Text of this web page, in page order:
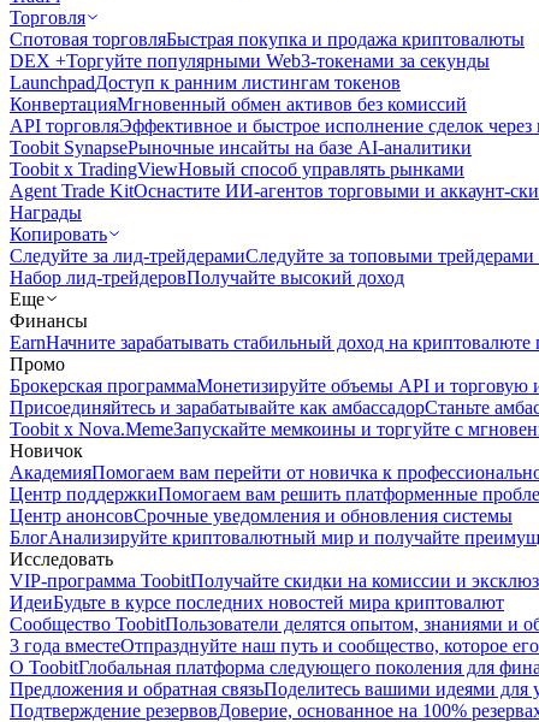
Торговля
Спотовая торговляБыстрая покупка и продажа криптовалюты
DEX +Торгуйте популярными Web3-токенами за секунды
LaunchpadДоступ к ранним листингам токенов
КонвертацияМгновенный обмен активов без комиссий
API торговляЭффективное и быстрое исполнение сделок
Toobit SynapseРыночные инсайты на базе AI-аналитики
Toobit x TradingViewНовый способ управлять рынками
Agent Trade KitОснастите ИИ-агентов торговыми и аккаунт-
Награды
Копировать
Следуйте за лид-трейдерамиСледуйте за топовыми
Набор лид-трейдеровПолучайте высокий доход
Еще
Финансы
EarnНачните зарабатывать стабильный доход на криптовалюте
Промо
Брокерская программаМонетизируйте объемы API и торговую
Присоединяйтесь и зарабатывайте как амбассадорСтаньте
Toobit x Nova.MemeЗапускайте мемкоины и торгуйте с
Новичок
АкадемияПомогаем вам перейти от новичка к
Центр поддержкиПомогаем вам решить платформенные
Центр анонсовСрочные уведомления и обновления системы
БлогАнализируйте криптовалютный мир и получайте
Исследовать
VIP-программа ToobitПолучайте скидки на комиссии и
ИдеиБудьте в курсе последних новостей мира криптовалют
Сообщество ToobitПользователи делятся опытом, знаниями и
3 года вместеОтпразднуйте наш путь и сообщество, которое
О ToobitГлобальная платформа следующего поколения для
Предложения и обратная связьПоделитесь вашими идеями для
Подтверждение резервовДоверие, основанное на 100%